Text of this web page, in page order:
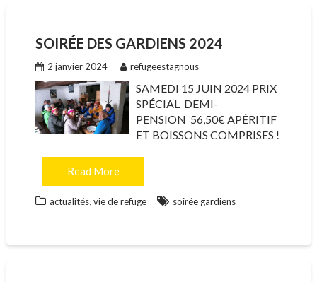
SOIRÉE DES GARDIENS 2024
2 janvier 2024 refugeestagnous
SAMEDI 15 JUIN 2024 PRIX
SPÉCIAL DEMI-
PENSION 56,50€ APÉRITIF
ET BOISSONS COMPRISES !
Read More
actualités,vie de refuge soirée gardiens